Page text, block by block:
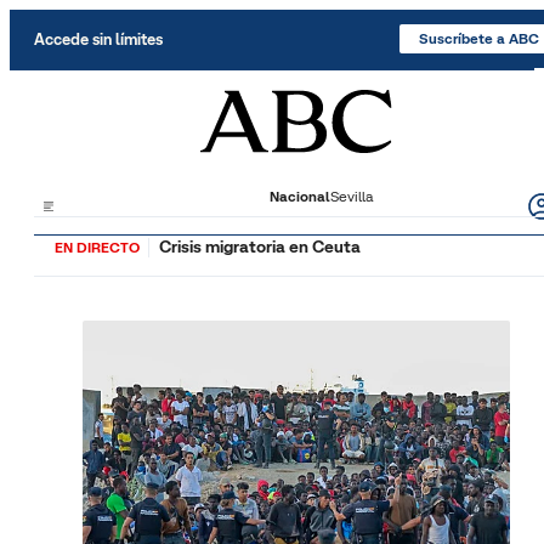
Accede sin límites Suscríbete a ABC
NacionalSevilla
EN DIRECTO Crisis migratoria en Ceuta